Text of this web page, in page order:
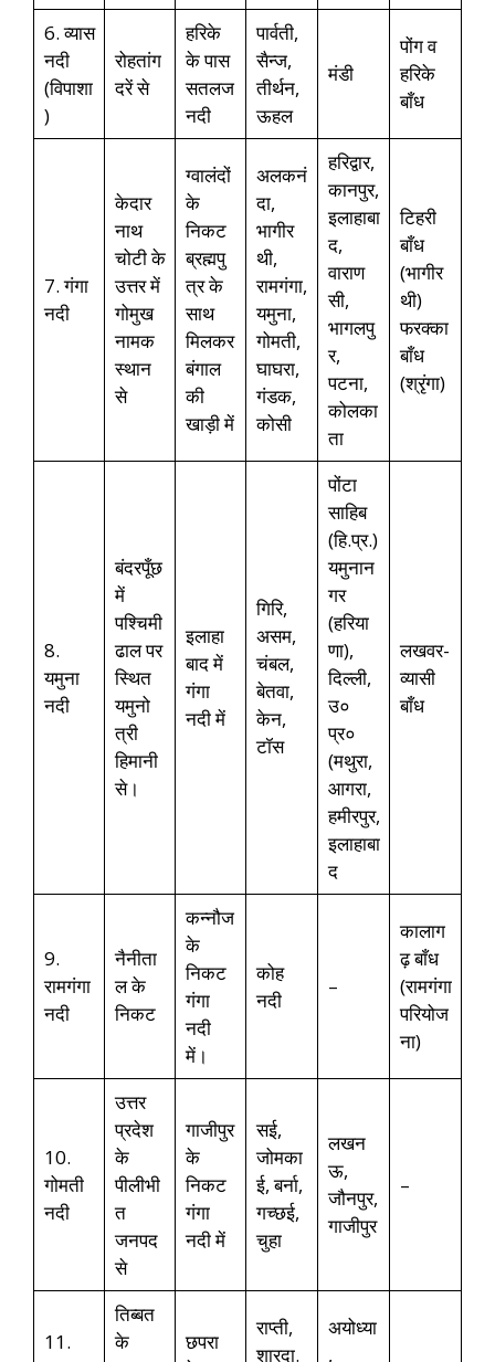
6. व्यास
नदी
(विपाशा
)
रोहतांग
दरें से
हरिके
के पास
सतलज
नदी
पार्वती,
सैन्ज,
तीर्थन,
ऊहल
मंडी
पोंग व
हरिके
बाँध
7. गंगा
नदी
केदार
नाथ
चोटी के
उत्तर में
गोमुख
नामक
स्थान
से
ग्वालंदों
के
निकट
ब्रह्मपु
त्र के
साथ
मिलकर
बंगाल
की
खाड़ी में
अलकनं
दा,
भागीर
थी,
रामगंगा,
यमुना,
गोमती,
घाघरा,
गंडक,
कोसी
हरिद्वार,
कानपुर,
इलाहाबा
द,
वाराण
सी,
भागलपु
र,
पटना,
कोलका
ता
टिहरी
बाँध
(भागीर
थी)
फरक्का
बाँध
(श्रृंगा)
8.
यमुना
नदी
बंदरपूँछ
में
पश्चिमी
ढाल पर
स्थित
यमुनो
त्री
हिमानी
से।
इलाहा
बाद में
गंगा
नदी में
गिरि,
असम,
चंबल,
बेतवा,
केन,
टॉस
पोंटा
साहिब
(हि.प्र.)
यमुनान
गर
(हरिया
णा),
दिल्ली,
उ०
प्र०
(मथुरा,
आगरा,
हमीरपुर,
इलाहाबा
द
लखवर-
व्यासी
बाँध
9.
रामगंगा
नदी
नैनीता
ल के
निकट
कन्नौज
के
निकट
गंगा
नदी
में।
कोह
नदी
–
कालाग
ढ़ बाँध
(रामगंगा
परियोज
ना)
10.
गोमती
नदी
उत्तर
प्रदेश
के
पीलीभी
त
जनपद
से
गाजीपुर
के
निकट
गंगा
नदी में
सई,
जोमका
ई, बर्ना,
गच्छई,
चुहा
लखन
ऊ,
जौनपुर,
गाजीपुर
–
11.
तिब्बत
के
छपरा
राप्ती,
शारदा.
अयोध्या
,